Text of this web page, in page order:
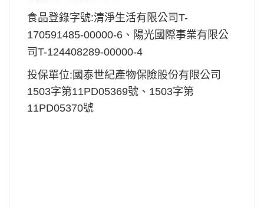
食品登錄字號:清淨生活有限公司T-
170591485-00000-6、陽光國際事業有限公
司T-124408289-00000-4
投保單位:國泰世紀產物保險股份有限公司
1503字第11PD05369號、1503字第
11PD05370號